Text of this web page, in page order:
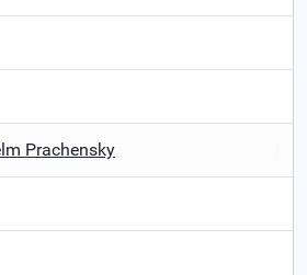
Prachensky